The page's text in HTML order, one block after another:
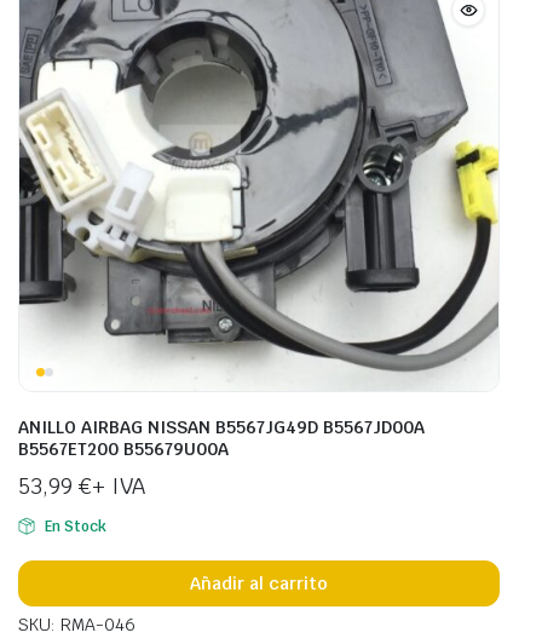
ANILLO AIRBAG NISSAN B5567JG49D B5567JD00A
B5567ET200 B55679U00A
53,99 €+ IVA
En Stock
Añadir al carrito
SKU: RMA-046